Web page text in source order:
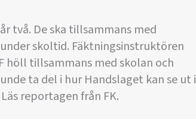
två. De ska tillsammans med
skoltid. Fäktningsinstruktören
höll tillsammans med skolan och
ta del i hur Handslaget kan se ut i
reportagen från FK.